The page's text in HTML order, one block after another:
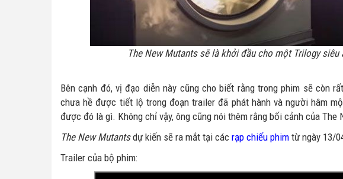
The New Mutants sẽ là khởi đầu cho một Trilogy siêu
Bên cạnh đó, vị đạo diễn này cũng cho biết rằng trong phim sẽ còn
chưa hề được tiết lộ trong đoạn trailer đã phát hành và người hâm
được đó là gì. Không chỉ vậy, ông cũng nói thêm rằng bối cảnh của
The New Mutantsdự kiến sẽ ra mắt tại các rạp chiếu phim từ ngày 13/
Trailer của bộ phim: